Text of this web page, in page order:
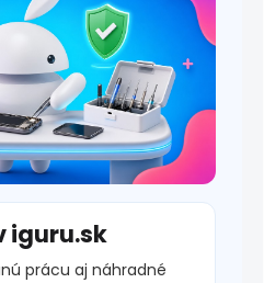
iguru.sk
prácu aj náhradné